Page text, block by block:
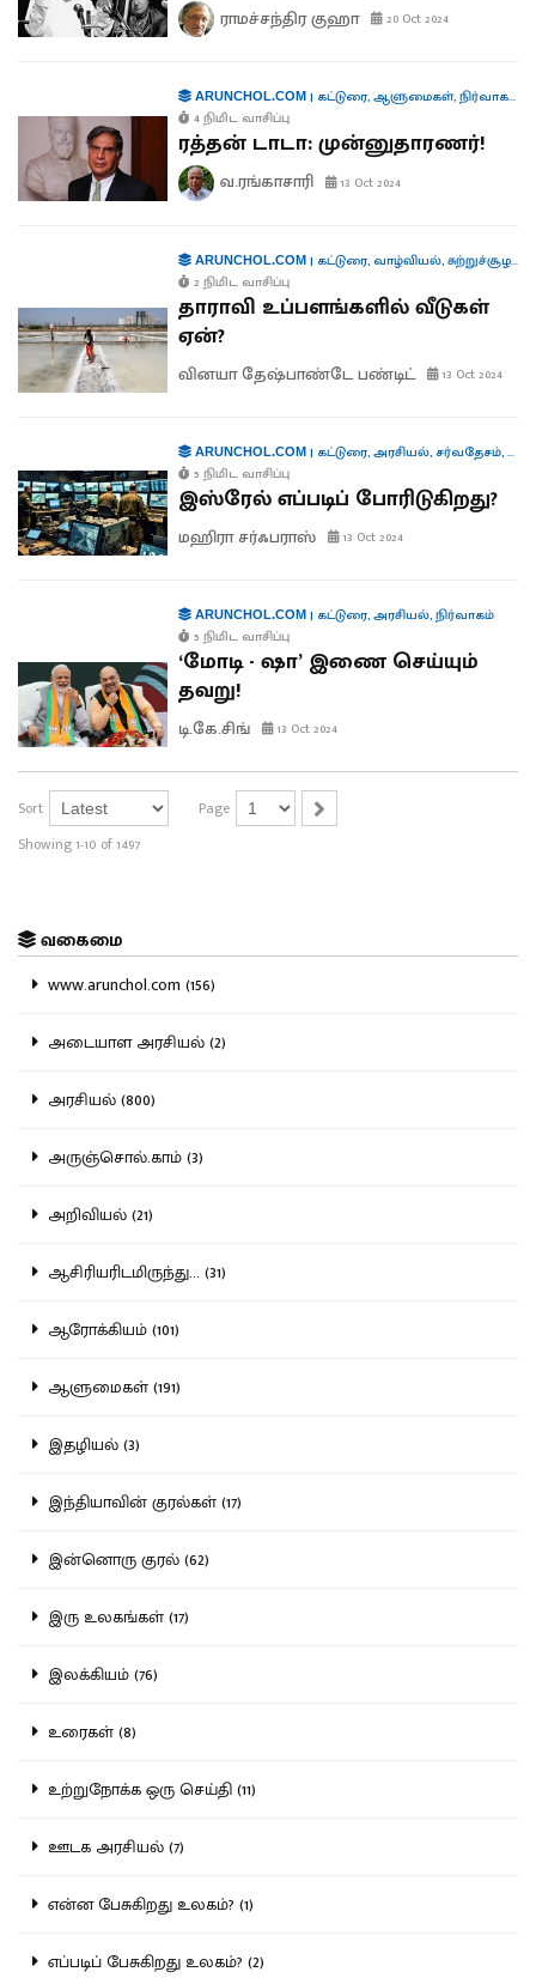
ராமச்சந்திர குஹா 20 Oct 2024
ARUNCHOL.COM| கட்டுரை,ஆளுமைகள்,நிர்வாகம்
4 நிமிட வாசிப்பு
ரத்தன் டாடா: முன்னுதாரணர்!
வ.ரங்காசாரி 13 Oct 2024
ARUNCHOL.COM| கட்டுரை, வாழ்வியல்,சுற்றுச்சூழல்
2 நிமிட வாசிப்பு
தாராவி உப்பளங்களில் வீடுகள்
ஏன்?
வினயா தேஷ்பாண்டே பண்டிட் 13 Oct 2024
ARUNCHOL.COM| கட்டுரை,அரசியல், சர்வதேசம்,
5 நிமிட வாசிப்பு
இஸ்ரேல் எப்படிப் போரிடுகிறது?
மஹிரா சர்ஃபராஸ் 13 Oct 2024
ARUNCHOL.COM| கட்டுரை,அரசியல்,நிர்வாகம்
5 நிமிட வாசிப்பு
‘மோடி - ஷா’ இணை செய்யும்
தவறு!
டி.கே.சிங் 13 Oct 2024
Sort
Page
Showing 1-10 of 1497
வகைமை
www.arunchol.com (156)
அடையாள அரசியல் (2)
அரசியல் (800)
அருஞ்சொல்.காம் (3)
அறிவியல் (21)
ஆசிரியரிடமிருந்து... (31)
ஆரோக்கியம் (101)
ஆளுமைகள் (191)
இதழியல் (3)
இந்தியாவின் குரல்கள் (17)
இன்னொரு குரல் (62)
இரு உலகங்கள் (17)
இலக்கியம் (76)
உரைகள் (8)
உற்றுநோக்க ஒரு செய்தி (11)
ஊடக அரசியல் (7)
என்ன பேசுகிறது உலகம்? (1)
எப்படிப் பேசுகிறது உலகம்? (2)